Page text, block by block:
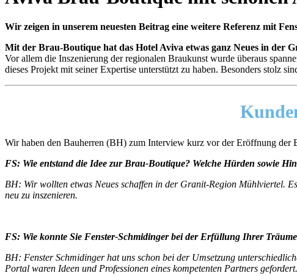
Wir zeigen in unserem neuesten Beitrag eine weitere Referenz mit
Mit der Brau-Boutique hat das Hotel Aviva etwas ganz Neues in der
Vor allem die Inszenierung der regionalen Braukunst wurde überaus
dieses Projekt mit seiner Expertise unterstützt zu haben. Besonders stolz
Wir haben den Bauherren (BH) zum Interview kurz vor der Eröffnung der
FS: Wie entstand die Idee zur Brau-Boutique? Welche Hürden sowie
BH: Wir wollten etwas Neues schaffen in der Granit-Region Mühlviertel.
neu zu inszenieren.
FS: Wie konnte Sie Fenster-Schmidinger bei der Erfüllung Ihrer
BH: Fenster Schmidinger hat uns schon bei der Umsetzung
Portal waren Ideen und Professionen eines kompetenten Partners